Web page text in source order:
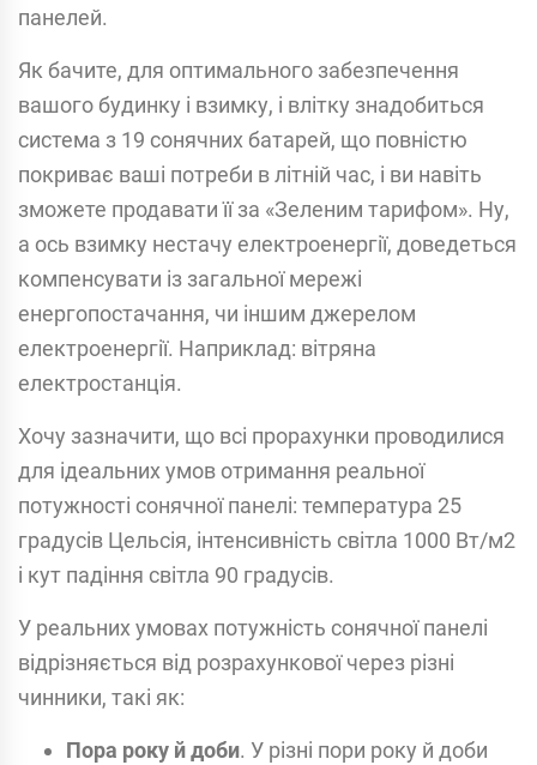
панелей.
Як бачите, для оптимального забезпечення
вашого будинку і взимку, і влітку знадобиться
система з 19 сонячних батарей, що повністю
покриває ваші потреби в літній час, і ви навіть
зможете продавати її за «Зеленим тарифом». Ну,
а ось взимку нестачу електроенергії, доведеться
компенсувати із загальної мережі
енергопостачання, чи іншим джерелом
електроенергії. Наприклад: вітряна
електростанція.
Хочу зазначити, що всі прорахунки проводилися
для ідеальних умов отримання реальної
потужності сонячної панелі: температура 25
градусів Цельсія, інтенсивність світла 1000 Вт/м2
і кут падіння світла 90 градусів.
У реальних умовах потужність сонячної панелі
відрізняється від розрахункової через різні
чинники, такі як:
Пора року й доби. У різні пори року й доби